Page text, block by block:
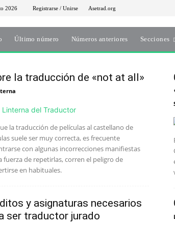
2026 Registrarse / Unirse Asetrad.org
Último número Números anteriores Secciones
la traducción de «not at all»
la traducción de películas al castellano de
suele ser muy correcta, es frecuente
con algunas incorrecciones manifiestas
fuerza de repetirlas, corren el peligro de
en habituales.
y asignaturas necesarios
ser traductor jurado